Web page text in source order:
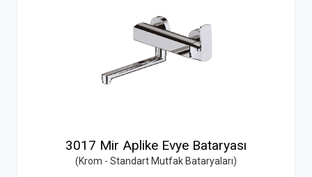
3017 Mir Aplike Evye Bataryası
(Krom - Standart Mutfak Bataryaları)